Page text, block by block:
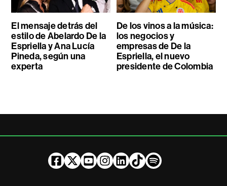
El mensaje detrás del
estilo de Abelardo De la
Espriella y Ana Lucía
Pineda, según una
experta
De los vinos a la música:
los negocios y
empresas de De la
Espriella, el nuevo
presidente de Colombia